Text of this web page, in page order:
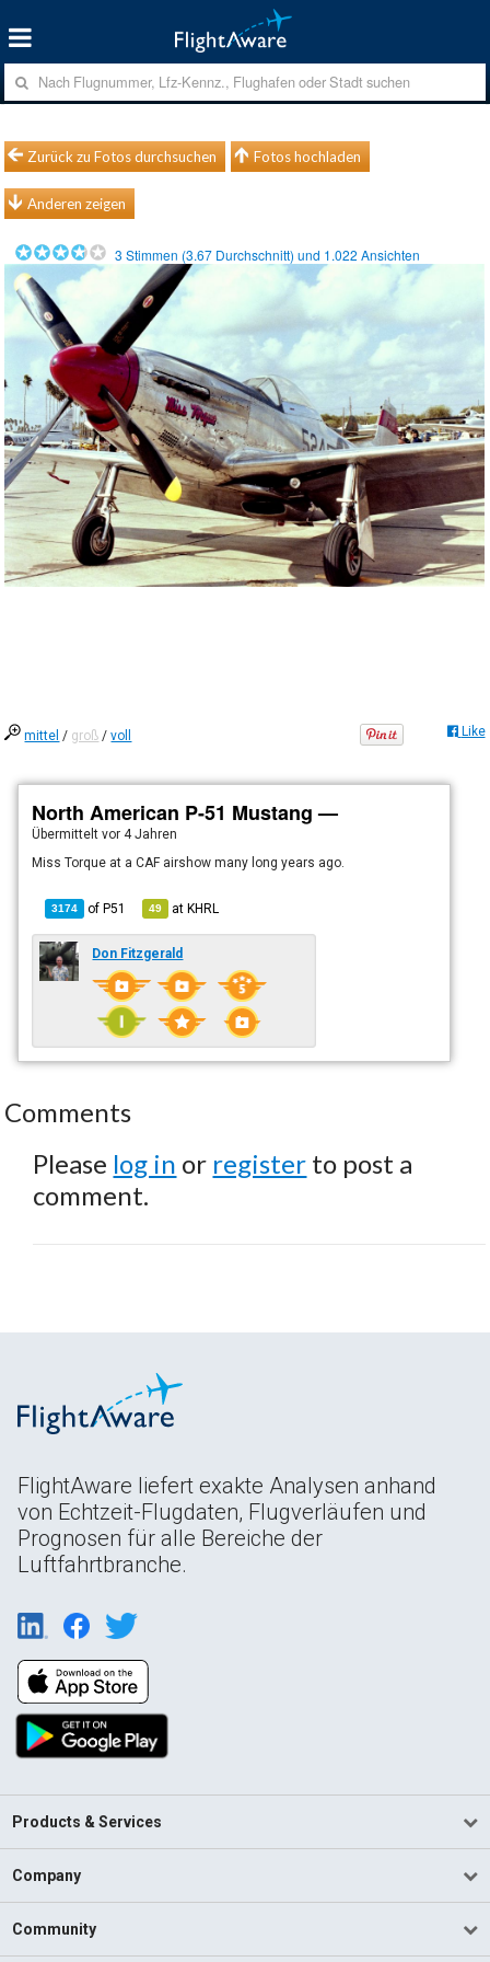
Zurück zu Fotos durchsuchen Fotos hochladen
Anderen zeigen
3 Stimmen (3.67 Durchschnitt) und 1.022 Ansichten
mittel / groß /voll Like
North American P-51 Mustang —
Übermitteltvor 4 Jahren
Miss Torque at a CAF airshow many long years ago.
3174 ofP51 49 atKHRL
Don Fitzgerald
Comments
Please log in or register to post a
comment.
FlightAware liefert exakte Analysen anhand
von Echtzeit-Flugdaten, Flugverläufen und
Prognosen für alle Bereiche der
Luftfahrtbranche.
Products & Services
Company
Community